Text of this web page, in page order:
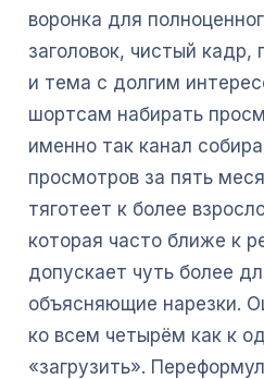
воронка для
заголовок, чистый
и тема с долгим
шортсам набирать
именно так канал
просмотров за пять
тяготеет к более
которая часто ближе к
допускает чуть более
объясняющие нарезки.
ко всем четырём как к
«загрузить».